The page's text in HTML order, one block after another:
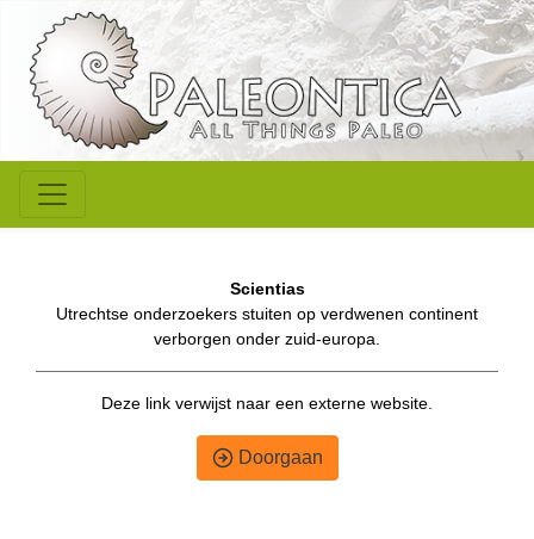
Scientias
Utrechtse onderzoekers stuiten op verdwenen continent
verborgen onder zuid-europa.
Deze link verwijst naar een externe website.
Doorgaan